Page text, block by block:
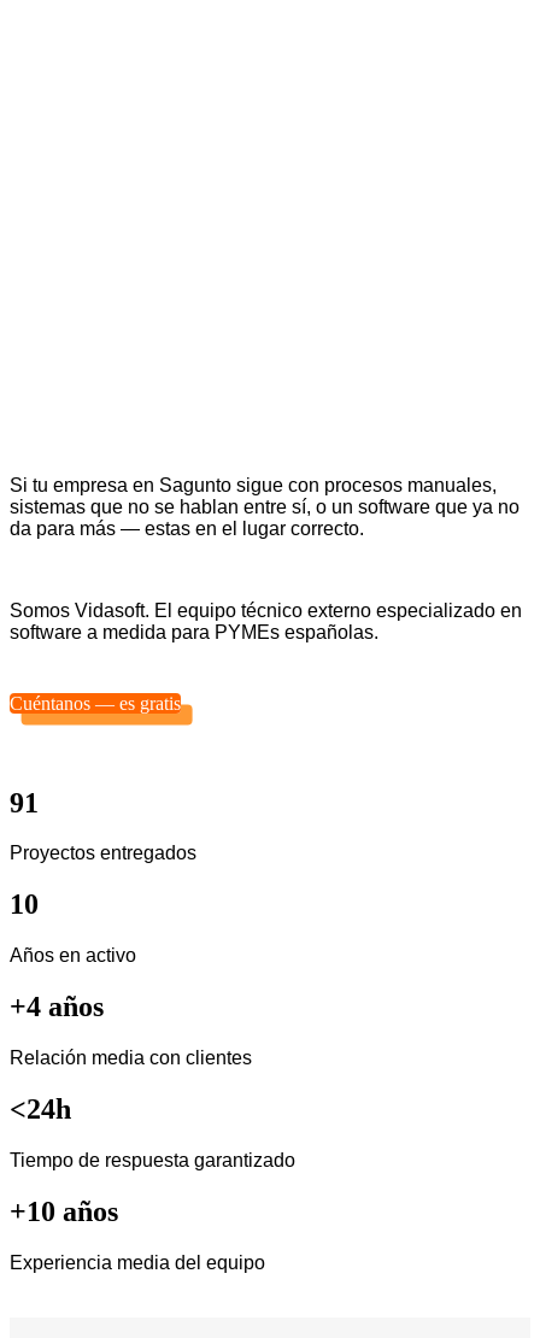
Si tu empresa en Sagunto sigue con procesos manuales,
sistemas que no se hablan entre sí, o un software que ya no
da para más — estas en el lugar correcto.
Somos Vidasoft. El equipo técnico externo especializado en
software a medida para PYMEs españolas.
Cuéntanos — es gratis
91
Proyectos entregados
10
Años en activo
+4 años
Relación media con clientes
<24h
Tiempo de respuesta garantizado
+10 años
Experiencia media del equipo